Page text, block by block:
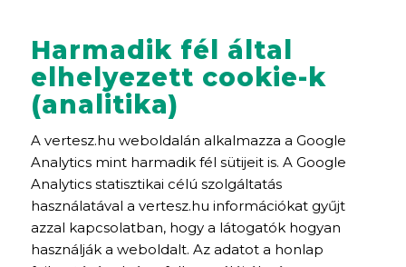
Harmadik fél által
elhelyezett cookie-k
(analitika)
A vertesz.hu weboldalán alkalmazza a Google
Analytics mint harmadik fél sütijeit is. A Google
Analytics statisztikai célú szolgáltatás
használatával a vertesz.hu információkat gyűjt
azzal kapcsolatban, hogy a látogatók hogyan
használják a weboldalt. Az adatot a honlap